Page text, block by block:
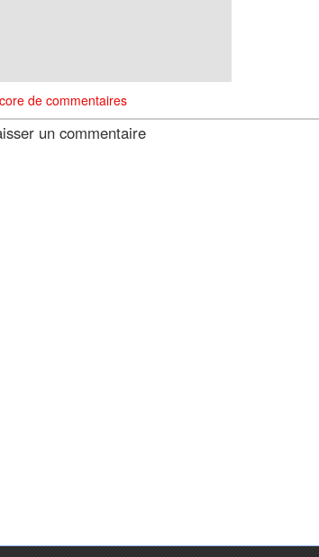
de commentaires
un commentaire